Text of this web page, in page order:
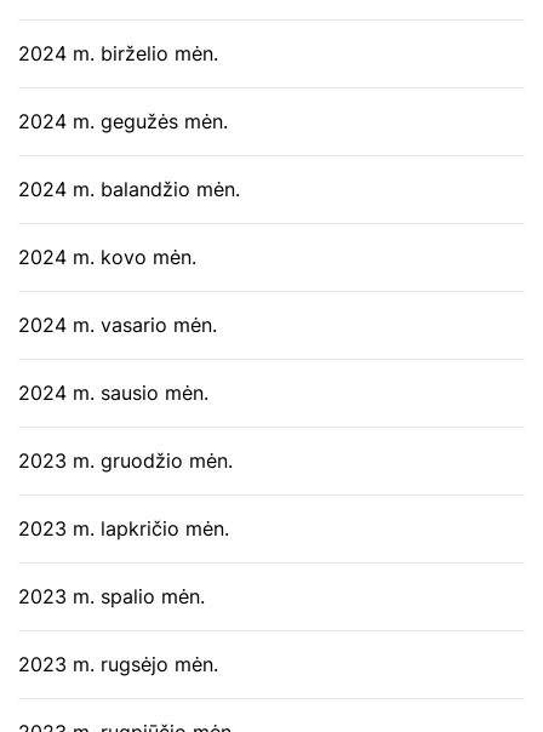
2024 m. birželio mėn.
2024 m. gegužės mėn.
2024 m. balandžio mėn.
2024 m. kovo mėn.
2024 m. vasario mėn.
2024 m. sausio mėn.
2023 m. gruodžio mėn.
2023 m. lapkričio mėn.
2023 m. spalio mėn.
2023 m. rugsėjo mėn.